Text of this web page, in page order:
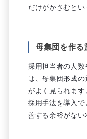
だけがかさむとい
母集団を作る
採用担当者の人
は、母集団形成
がよく見られま
採用手法を導入
善する余裕がない